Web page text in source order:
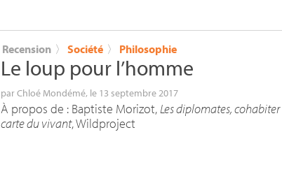
Recension 〉 Société 〉 Philosophie
Le loup pour l’homme
parChloé Mondémé, le 13 septembre 2017
À propos de : Baptiste Morizot,Les diplomates,
carte du vivant, Wildproject